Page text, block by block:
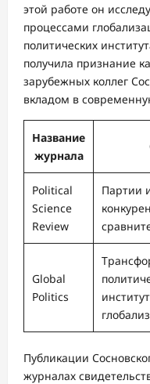
этой работе он
процессами
политических
получила признание
зарубежных коллег
вкладом в
Название
журнала
Political
Science
Review
Партии
Global
Politics
Публикации
журналах